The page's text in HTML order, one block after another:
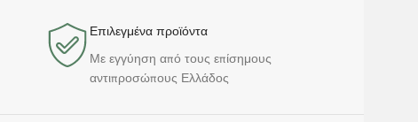
Επιλεγμένα προϊόντα​
Με εγγύηση από τους επίσημους
αντιπροσώπους Ελλάδος